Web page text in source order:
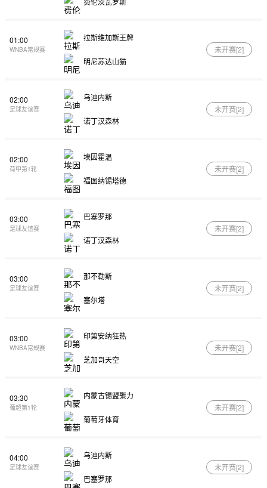
01:00
WNBA常规赛
拉斯维加斯王牌
明尼苏达山猫
未开赛[2]
02:00
足球友谊赛
乌迪内斯
诺丁汉森林
未开赛[2]
02:00
荷甲第1轮
埃因霍温
福图纳锡塔德
未开赛[2]
03:00
足球友谊赛
巴塞罗那
诺丁汉森林
未开赛[2]
03:00
足球友谊赛
那不勒斯
塞尔塔
未开赛[2]
03:00
WNBA常规赛
印第安纳狂热
芝加哥天空
未开赛[2]
03:30
葡超第1轮
内蒙古锡盟聚力
葡萄牙体育
未开赛[2]
04:00
足球友谊赛
乌迪内斯
巴塞罗那
未开赛[2]